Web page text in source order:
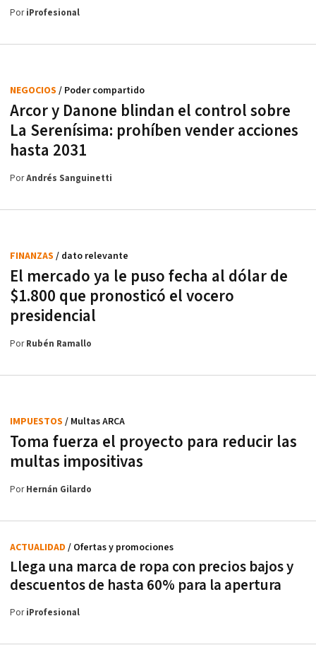
PoriProfesional
Arcor y Danone blindan el control sobre
La Serenísima: prohíben vender acciones
hasta 2031
NEGOCIOS / Poder compartido
PorAndrés Sanguinetti
El mercado ya le puso fecha al dólar de
$1.800 que pronosticó el vocero
presidencial
FINANZAS / dato relevante
PorRubén Ramallo
Toma fuerza el proyecto para reducir las
multas impositivas
IMPUESTOS / Multas ARCA
PorHernán Gilardo
Llega una marca de ropa con precios bajos y
descuentos de hasta 60% para la apertura
ACTUALIDAD / Ofertas y promociones
PoriProfesional